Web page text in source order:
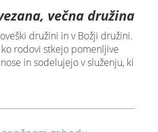
večna družina
družini in v Božji družini.
rodovi stkejo pomenljive
in sodelujejo v služenju, ki